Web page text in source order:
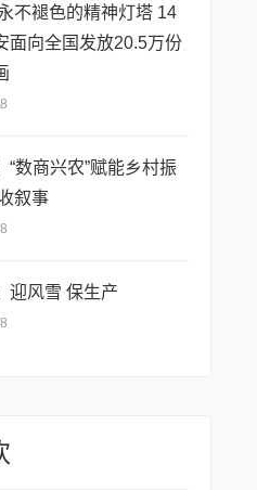
不褪色的精神灯塔 ​14
面向全国发放20.5万份
“数商兴农”赋能乡村振
叙事
迎风雪 保生产